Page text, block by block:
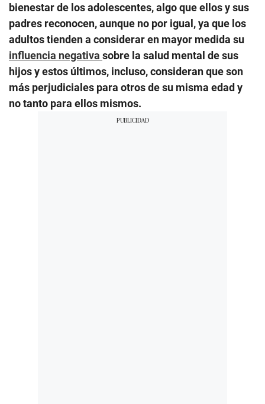
bienestar de los adolescentes, algo que ellos y sus
padres reconocen, aunque no por igual, ya que los
adultos tienden a considerar en mayor medida su
influencia negativa sobre la salud mental de sus
hijos y estos últimos, incluso, consideran que son
más perjudiciales para otros de su misma edad y
no tanto para ellos mismos.